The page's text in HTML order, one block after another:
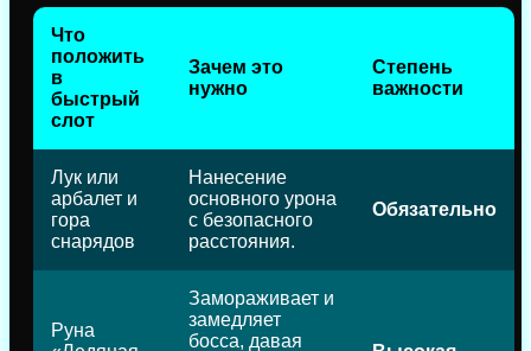
Что
положить
в
быстрый
слот
Зачем это
нужно
Степень
важности
Лук или
арбалет и
гора
снарядов
Нанесение
основного урона
с безопасного
расстояния.
Обязательно
Руна
Замораживает и
замедляет
босса, давая